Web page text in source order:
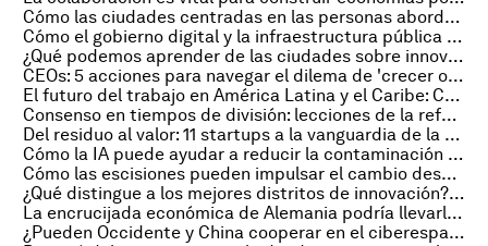
Cómo las ciudades centradas en las personas abordan la pobreza multidimensional en América Latina
Cómo el gobierno digital y la infraestructura pública digital impulsan el desarrollo en Brasil
¿Qué podemos aprender de las ciudades sobre innovación en agua?
CEOs: 5 acciones para navegar el dilema de 'crecer o desaparecer'
El futuro del trabajo en América Latina y el Caribe: Cerrar la brecha de habilidades digitales para atender a una demanda en evolución
Consenso en tiempos de división: lecciones de la reforma de pensiones de Chile
Del residuo al valor: 11 startups a la vanguardia de la captura y utilización de carbono
Cómo la IA puede ayudar a reducir la contaminación del aire urbano
Cómo las escisiones pueden impulsar el cambio desde dentro en el tercer sector
¿Qué distingue a los mejores distritos de innovación? Lecciones de Detroit a Diriyah
La encrucijada económica de Alemania podría llevarla a prosperar en la 'era de la reindustrialización'
¿Pueden Occidente y China cooperar en el ciberespacio?